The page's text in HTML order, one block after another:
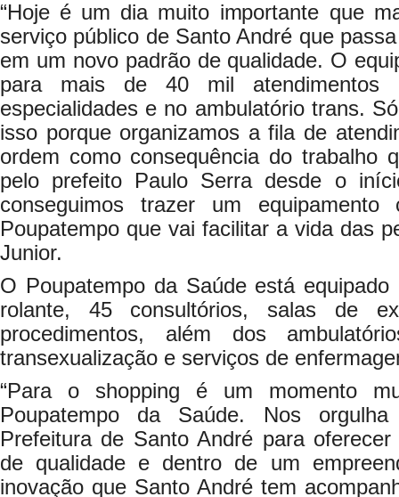
“Hoje é um dia muito importante que
serviço público de Santo André que
em um novo padrão de qualidade. O
para mais de 40 mil atendimentos
especialidades e no ambulatório trans.
isso porque organizamos a fila de
ordem como consequência do trabalho
pelo prefeito Paulo Serra desde o
conseguimos trazer um
Poupatempo que vai facilitar a vida das
Junior.
O Poupatempo da Saúde está
rolante, 45 consultórios, salas de
procedimentos, além dos
transexualização e serviços de
“Para o shopping é um momento
Poupatempo da Saúde. Nos
Prefeitura de Santo André para
de qualidade e dentro de um
inovação que Santo André tem